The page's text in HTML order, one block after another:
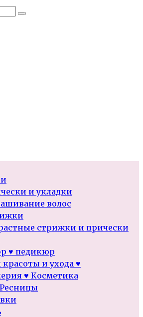
и укладки
волос
стрижки и прически
♥ педикюр
и ухода ♥
♥ Косметика